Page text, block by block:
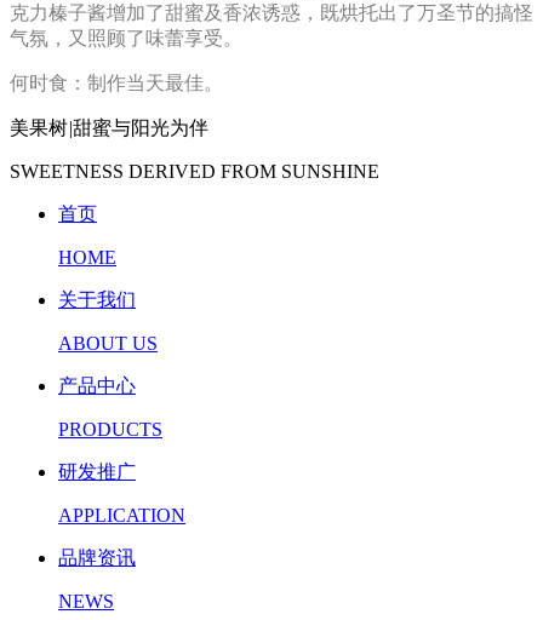
克力榛子酱增加了甜蜜及香浓诱惑，既烘托出了万圣节的搞怪
气氛，又照顾了味蕾享受。
何时食：制作当天最佳。
美果树|甜蜜与阳光为伴
SWEETNESS DERIVED FROM SUNSHINE
首页
HOME
关于我们
ABOUT US
产品中心
PRODUCTS
研发推广
APPLICATION
品牌资讯
NEWS